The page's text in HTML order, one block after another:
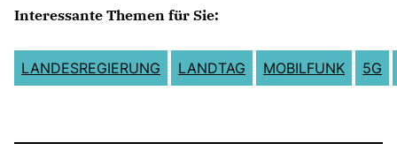
Interessante Themen für Sie:
LANDESREGIERUNG LANDTAG MOBILFUNK 5G